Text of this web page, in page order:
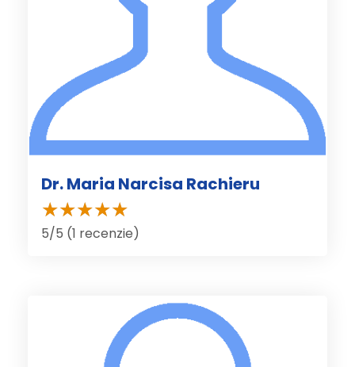
Dr. Maria Narcisa Rachieru
5/5 (1 recenzie)